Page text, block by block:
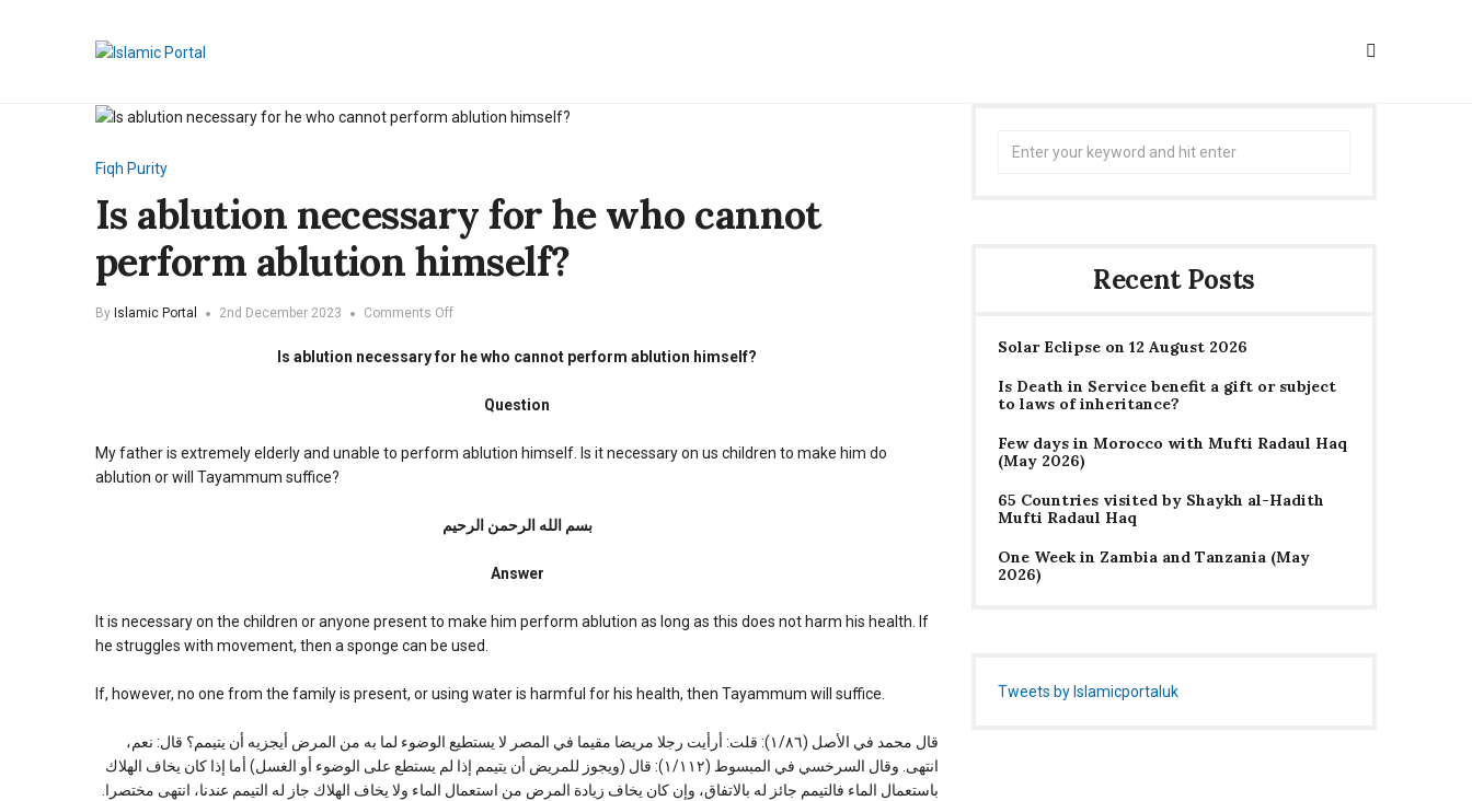
Fiqh Purity
Is ablution necessary for he who cannot
perform ablution himself?
By Islamic Portal 2nd December 2023 Comments Offon
ablution
cannot
Is ablution necessary for he who cannot perform ablution himself?
Question
My father is extremely elderly and unable to perform ablution himself. Is it necessary on us children to make him do
ablution or will Tayammum suffice?
بسم الله الرحمن الرحیم
Answer
It is necessary on the children or anyone present to make him perform ablution as long as this does not harm his health. If
he struggles with movement, then a sponge can be used.
If, however, no one from the family is present, or using water is harmful for his health, then Tayammum will suffice.
قال محمد في الأصل (١/٨٦): قلت: أرأيت رجلا مريضا مقيما في المصر لا يستطيع الوضوء لما به من المرض أيجزيه أن يتيمم؟ قال: نعم،
انتهى. وقال السرخسي في المبسوط (١/۱۱۲): قال (ویجوز للمریض أن یتیمم إذا لم یستطع علی الوضوء أو الغسل) أما إذا كان یخاف الهلاك
باستعمال الماء فالتیمم جائز له بالاتفاق، وإن كان یخاف زیادة المرض من استعمال الماء ولا یخاف الهلاك جاز له التیمم عندنا، انتهى مختصرا.
Recent Posts
Solar Eclipse on 12 August 2026
Is Death in Service benefit a gift or subject
to laws of inheritance?
Few days in Morocco with Mufti Radaul Haq
(May 2026)
65 Countries visited by Shaykh al-Hadith
Mufti Radaul Haq
One Week in Zambia and Tanzania (May
2026)
Tweets by Islamicportaluk